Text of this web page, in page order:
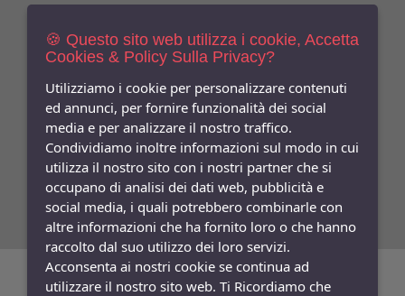
NewslettersIscriviti Gratis
Indica qui la tua email per ricevere sconti e newsletter.
Consenso
Privacy
Facebook
SeguiciSu
©Copyright 2026 Bifulco Abbigliamento- P.Iva: 07252141218
🍪 Questo sito web utilizza i cookie, Accetta
Cookies & Policy Sulla Privacy?
Utilizziamo i cookie per personalizzare contenuti
ed annunci, per fornire funzionalità dei social
media e per analizzare il nostro traffico.
Condividiamo inoltre informazioni sul modo in cui
utilizza il nostro sito con i nostri partner che si
occupano di analisi dei dati web, pubblicità e
social media, i quali potrebbero combinarle con
altre informazioni che ha fornito loro o che hanno
raccolto dal suo utilizzo dei loro servizi.
Acconsenta ai nostri cookie se continua ad
utilizzare il nostro sito web. Ti Ricordiamo che